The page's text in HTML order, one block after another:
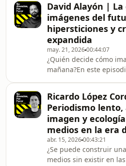
demostrando que sí.En
de Su Atención Por
producida en
Ayuntamiento de
Casas-Alatriste conversa
Llaneras, periodista de
País y autor de Piensa
cómo construir atenc
David Alayón |
imágenes del
hipersticiones y
expandida
may. 21, 202600:44:07
¿Quién decide cómo
mañana?En este
experto en innovación y
estratégica, sobre
las imágenes del futuro,
controla y qué podemos
recuperar nuestra
imaginar.David Alayón
dos décadas en la
Ricardo López
Periodismo lento,
imagen y
medios en la era
abr. 15, 202600:43:21
¿Se puede construir
medios sin existir en